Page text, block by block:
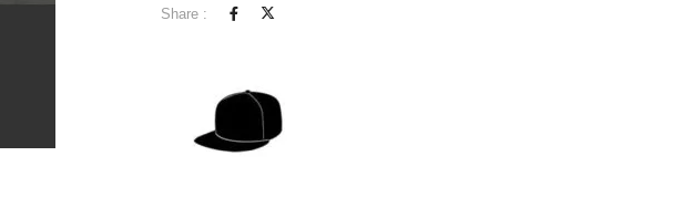
Share :